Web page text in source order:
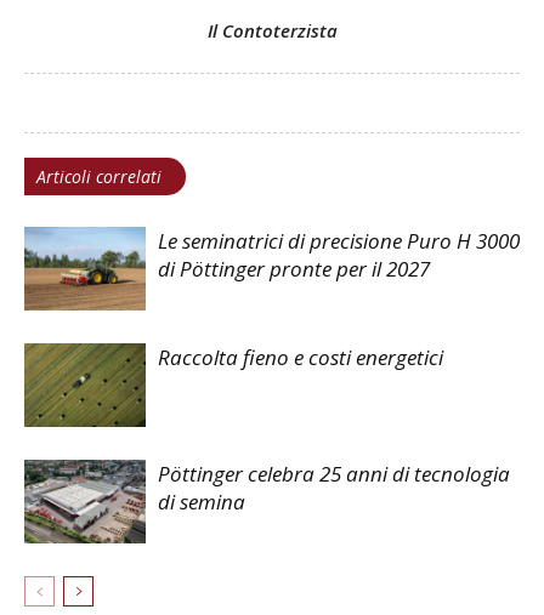
Il Contoterzista
Articoli correlati
Le seminatrici di precisione Puro H 3000
di Pöttinger pronte per il 2027
Raccolta fieno e costi energetici
Pöttinger celebra 25 anni di tecnologia
di semina